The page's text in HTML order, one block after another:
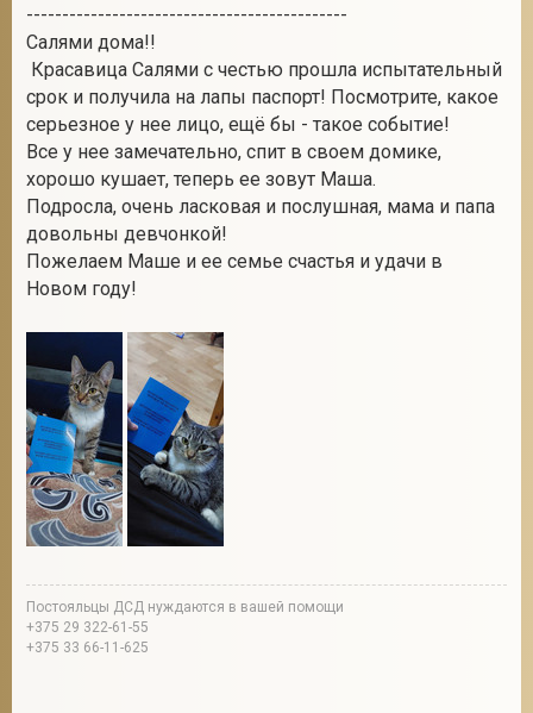
---------------------------------------------
Салями дома!!
Красавица Салями с честью прошла испытательный
срок и получила на лапы паспорт! Посмотрите, какое
серьезное у нее лицо, ещё бы - такое событие!
Все у нее замечательно, спит в своем домике,
хорошо кушает, теперь ее зовут Маша.
Подросла, очень ласковая и послушная, мама и папа
довольны девчонкой!
Пожелаем Маше и ее семье счастья и удачи в
Новом году!
Постояльцы ДСД нуждаются в вашей помощи
+375 29 322-61-55
+375 33 66-11-625